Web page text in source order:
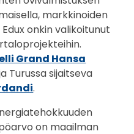
markkinoiden
onkin valikoitunut
Grand Hansa
Turussa sijaitseva
.
on maailman